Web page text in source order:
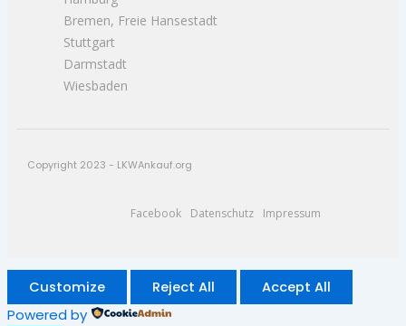
Bremen, Freie Hansestadt
Stuttgart
Darmstadt
Wiesbaden
Copyright 2023 - LKWAnkauf.org
Facebook Datenschutz Impressum
Customize Reject All Accept All
Powered by